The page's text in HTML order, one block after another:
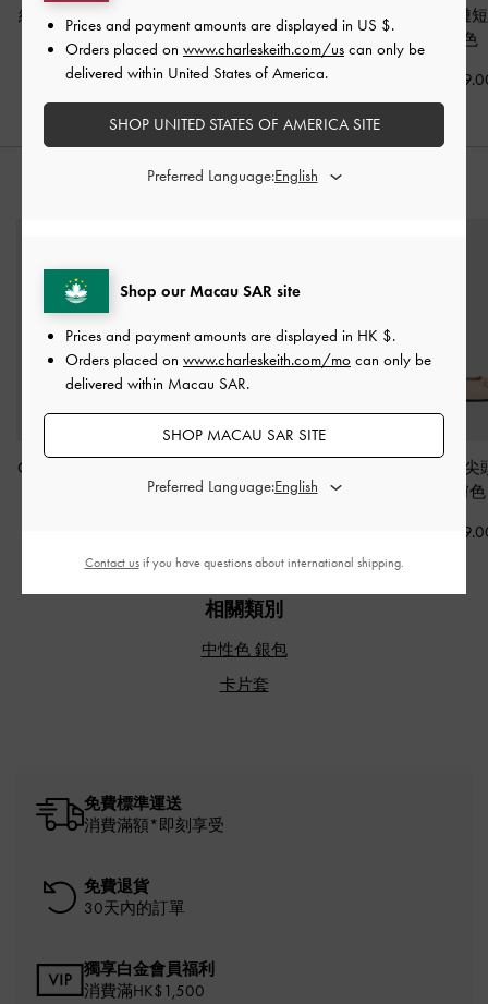
經典拉鍊長銀包
HK$339.00
Haylen 短銀包 -
刷舊黃
褐
HK$269.00
Everleigh 拉鏈
灰褐色
推薦搭配
Gale 懶人樂福鞋
褐色
Leslie 金屬片
膚色
相關類別
中性色 銀包
卡片套
免費標準運送
消費滿額*即刻享受
免費退貨
30天內的訂單
獨享白金會員福利
消費滿HK$1,500
Shop our Macau SAR site
Prices and payment amounts are displayed in HK $.
Orders placed on www.charleskeith.com/mo can only be
delivered within Macau SAR.
SHOP MACAU SAR SITE
Preferred Language:
Prices and payment amounts are displayed in US $.
Orders placed on www.charleskeith.com/us can only be
delivered within United States of America.
SHOP UNITED STATES OF AMERICA SITE
Preferred Language:
Contact usif you have questions about international shipping.